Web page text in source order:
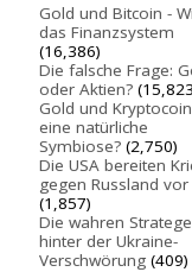
Gold und Bitcoin -
das Finanzsystem
(16,386)
Die falsche Frage:
oder Aktien?
Gold und
eine natürliche
Symbiose? (2,750)
Die USA bereiten
gegen Russland vor
(1,857)
Die wahren
hinter der Ukraine-
Verschwörung (409)